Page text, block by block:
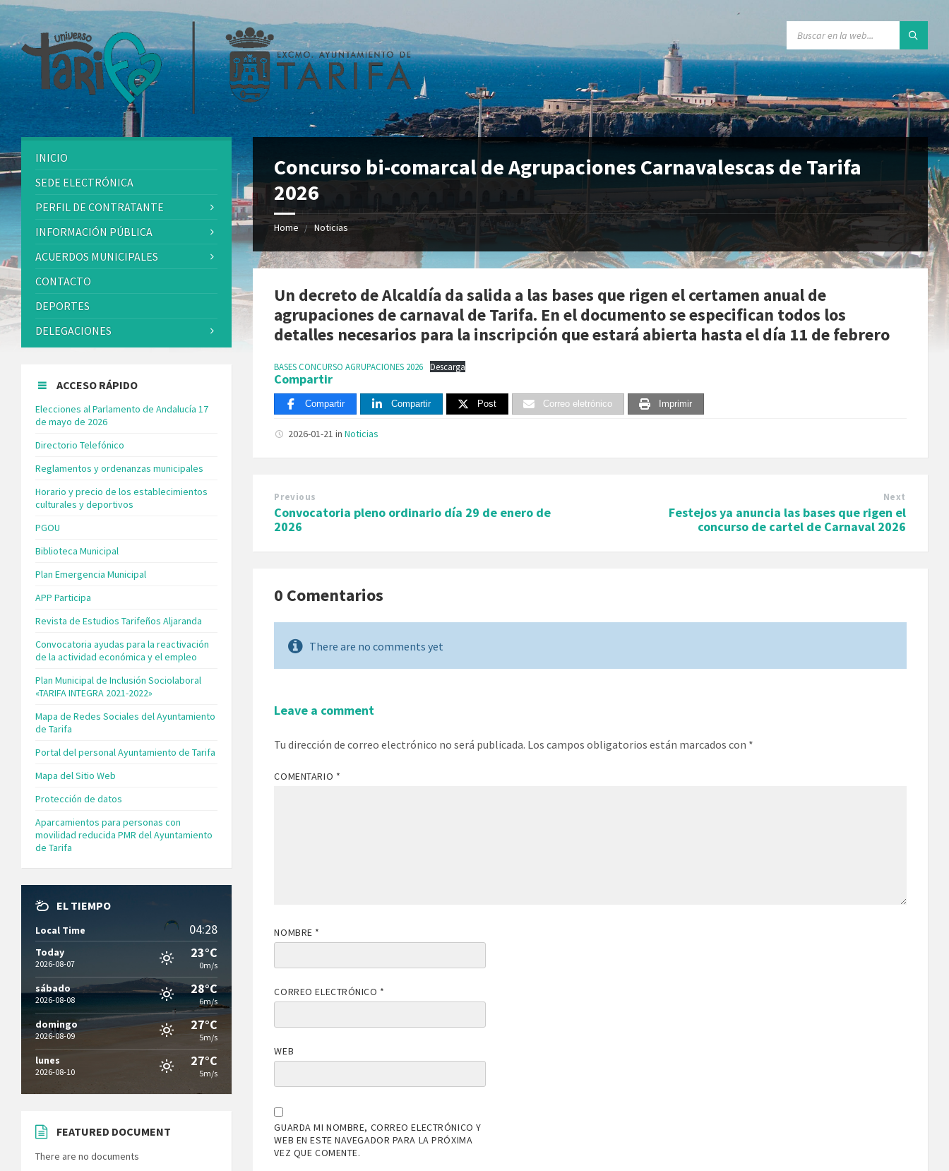
Concurso bi-comarcal de Agrupaciones Carnavalescas de Tarifa
2026
Home Noticias
Un decreto de Alcaldía da salida a las bases que rigen el certamen anual de
agrupaciones de carnaval de Tarifa. En el documento se especifican todos los
detalles necesarios para la inscripción que estará abierta hasta el día 11 de febrero
BASES CONCURSO AGRUPACIONES 2026 Descarga
Compartir
Compartir Compartir Post Correo eletrónico Imprimir
2026-01-21inNoticias
Previous
Convocatoria pleno ordinario día 29 de enero de
2026
Next
Festejos ya anuncia las bases que rigen el
concurso de cartel de Carnaval 2026
0 Comentarios
There are no comments yet
Leave a comment
Tu dirección de correo electrónico no será publicada. Los campos obligatorios están marcados con *
COMENTARIO *
NOMBRE *
CORREO ELECTRÓNICO *
WEB
GUARDA MI NOMBRE, CORREO ELECTRÓNICO Y
WEB EN ESTE NAVEGADOR PARA LA PRÓXIMA
VEZ QUE COMENTE.
INICIO
SEDE ELECTRÓNICA
PERFIL DE CONTRATANTE
INFORMACIÓN PÚBLICA
ACUERDOS MUNICIPALES
CONTACTO
DEPORTES
DELEGACIONES
ACCESO RÁPIDO
Elecciones al Parlamento de Andalucía 17
de mayo de 2026
Directorio Telefónico
Reglamentos y ordenanzas municipales
Horario y precio de los establecimientos
culturales y deportivos
PGOU
Biblioteca Municipal
Plan Emergencia Municipal
APP Participa
Revista de Estudios Tarifeños Aljaranda
Convocatoria ayudas para la reactivación
de la actividad económica y el empleo
Plan Municipal de Inclusión Sociolaboral
«TARIFA INTEGRA 2021-2022»
Mapa de Redes Sociales del Ayuntamiento
de Tarifa
Portal del personal Ayuntamiento de Tarifa
Mapa del Sitio Web
Protección de datos
Aparcamientos para personas con
movilidad reducida PMR del Ayuntamiento
de Tarifa
EL TIEMPO
Local Time 04:28
Today
2026-08-07
23°C
0m/s
sábado
2026-08-08
28°C
6m/s
domingo
2026-08-09
27°C
5m/s
lunes
2026-08-10
27°C
5m/s
FEATURED DOCUMENT
There are no documents